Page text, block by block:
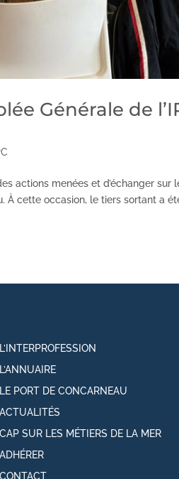
Générale de
actions menées et d’échanger sur
À cette occasion, le tiers sortant a
L’INTERPROFESSION
L’ANNUAIRE
LE PORT DE CONCARNEAU
ACTUALITÉS
CAP SUR LES MÉTIERS DE LA MER
ADHÉRER
CONTACT